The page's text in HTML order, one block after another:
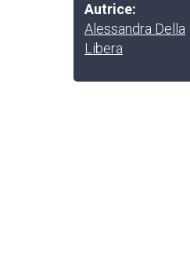
Autrice:
Alessandra Della
Libera